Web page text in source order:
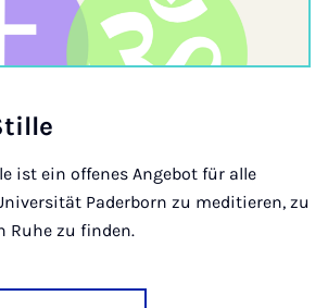
ist ein offenes Angebot für alle
Paderborn zu meditieren, zu
Ruhe zu finden.